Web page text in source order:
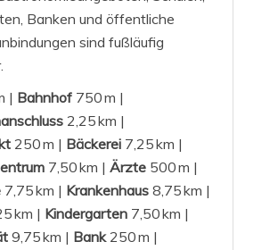
Banken und öffentliche
sind fußläufig
| Bahnhof 750 m |
2,25 km |
250 m | Bäckerei 7,25 km |
7,50 km | Ärzte 500 m |
7,75 km | Krankenhaus 8,75 km |
km | Kindergarten 7,50 km |
9,75 km | Bank250 m |